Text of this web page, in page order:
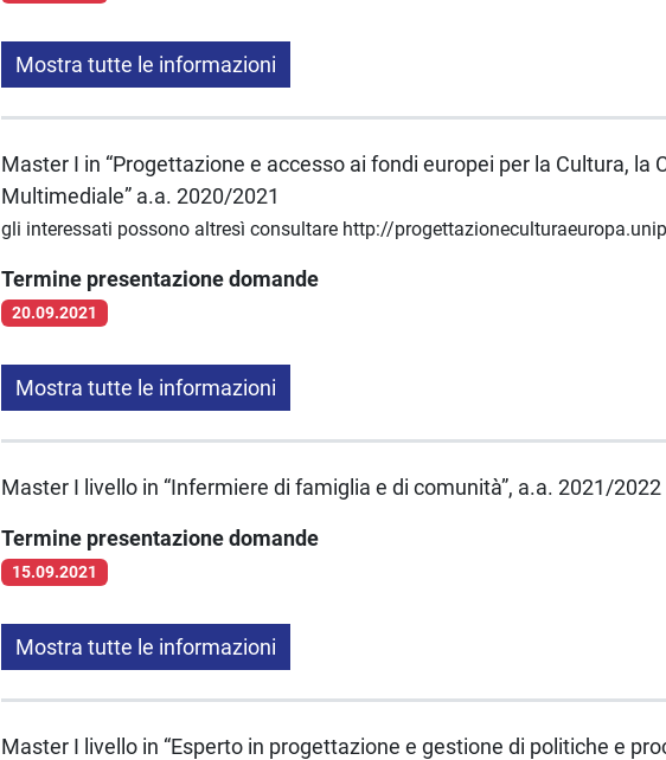
Mostra tutte le informazioni
Master I in “Progettazione e accesso ai fondi europei per la Cultura, la
Multimediale” a.a. 2020/2021
gli interessati possono altresì consultare http://
Termine presentazione domande
20.09.2021
Mostra tutte le informazioni
Master I livello in “Infermiere di famiglia e di comunità”, a.a. 2021/2022
Termine presentazione domande
15.09.2021
Mostra tutte le informazioni
Master I livello in “Esperto in progettazione e gestione di politiche e